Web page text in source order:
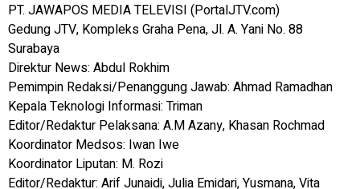
PT. JAWAPOS MEDIA TELEVISI (PortalJTV.com)
Gedung JTV, Kompleks Graha Pena, Jl. A. Yani No. 88
Surabaya
Direktur News: Abdul Rokhim
Pemimpin Redaksi/Penanggung Jawab: Ahmad Ramadhan
Kepala Teknologi Informasi: Triman
Editor/Redaktur Pelaksana: A.M Azany, Khasan Rochmad
Koordinator Medsos: Iwan Iwe
Koordinator Liputan: M. Rozi
Editor/Redaktur: Arif Junaidi, Julia Emidari, Yusmana, Vita